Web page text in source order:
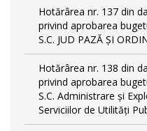
Hotărârea nr. 137 din
privind aprobarea
S.C. JUD PAZĂ ȘI
Hotărârea nr. 138 din
privind aprobarea
S.C. Administrare și
Serviciilor de Utilități